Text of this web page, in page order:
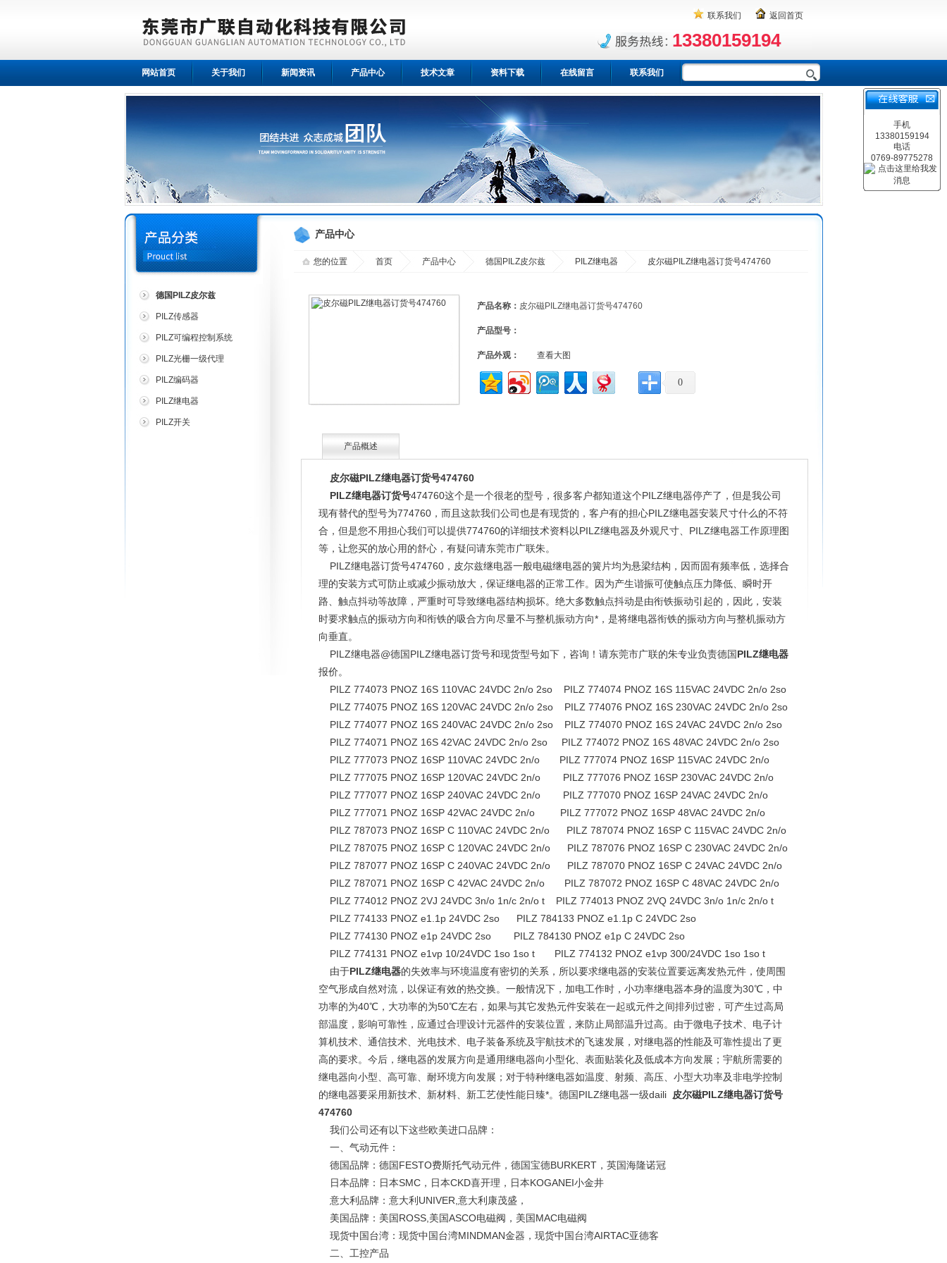
联系我们 返回首页
13380159194
网站首页 关于我们 新闻资讯 产品中心 技术文章 资料下载 在线留言 联系我们
德国PILZ皮尔兹
PILZ传感器
PILZ可编程控制系统
PILZ光栅一级代理
PILZ编码器
PILZ继电器
PILZ开关
产品中心
您的位置 首页 产品中心 德国PILZ皮尔兹 PILZ继电器 皮尔磁PILZ继电器订货号474760
产品名称： 皮尔磁PILZ继电器订货号474760
产品型号：
产品外观： 查看大图
0
产品概述
皮尔磁PILZ继电器订货号474760
PILZ继电器订货号474760这个是一个很老的型号，很多客户都知道这个PILZ继电器停产了，但是我公司
现有替代的型号为774760，而且这款我们公司也是有现货的，客户有的担心PILZ继电器安装尺寸什么的不符
合，但是您不用担心我们可以提供774760的详细技术资料以PILZ继电器及外观尺寸、PILZ继电器工作原理图
等，让您买的放心用的舒心，有疑问请东莞市广联朱。
PILZ继电器订货号474760，皮尔兹继电器一般电磁继电器的簧片均为悬梁结构，因而固有频率低，选择合
理的安装方式可防止或减少振动放大，保证继电器的正常工作。因为产生谐振可使触点压力降低、瞬时开
路、触点抖动等故障，严重时可导致继电器结构损坏。绝大多数触点抖动是由衔铁振动引起的，因此，安装
时要求触点的振动方向和衔铁的吸合方向尽量不与整机振动方向*，是将继电器衔铁的振动方向与整机振动方
向垂直。
PILZ继电器@德国PILZ继电器订货号和现货型号如下，咨询！请东莞市广联的朱专业负责德国PILZ继电器
报价。
PILZ 774073 PNOZ 16S 110VAC 24VDC 2n/o 2so PILZ 774074 PNOZ 16S 115VAC 24VDC 2n/o 2so
PILZ 774075 PNOZ 16S 120VAC 24VDC 2n/o 2so PILZ 774076 PNOZ 16S 230VAC 24VDC 2n/o 2so
PILZ 774077 PNOZ 16S 240VAC 24VDC 2n/o 2so PILZ 774070 PNOZ 16S 24VAC 24VDC 2n/o 2so
PILZ 774071 PNOZ 16S 42VAC 24VDC 2n/o 2so PILZ 774072 PNOZ 16S 48VAC 24VDC 2n/o 2so
PILZ 777073 PNOZ 16SP 110VAC 24VDC 2n/o PILZ 777074 PNOZ 16SP 115VAC 24VDC 2n/o
PILZ 777075 PNOZ 16SP 120VAC 24VDC 2n/o PILZ 777076 PNOZ 16SP 230VAC 24VDC 2n/o
PILZ 777077 PNOZ 16SP 240VAC 24VDC 2n/o PILZ 777070 PNOZ 16SP 24VAC 24VDC 2n/o
PILZ 777071 PNOZ 16SP 42VAC 24VDC 2n/o PILZ 777072 PNOZ 16SP 48VAC 24VDC 2n/o
PILZ 787073 PNOZ 16SP C 110VAC 24VDC 2n/o PILZ 787074 PNOZ 16SP C 115VAC 24VDC 2n/o
PILZ 787075 PNOZ 16SP C 120VAC 24VDC 2n/o PILZ 787076 PNOZ 16SP C 230VAC 24VDC 2n/o
PILZ 787077 PNOZ 16SP C 240VAC 24VDC 2n/o PILZ 787070 PNOZ 16SP C 24VAC 24VDC 2n/o
PILZ 787071 PNOZ 16SP C 42VAC 24VDC 2n/o PILZ 787072 PNOZ 16SP C 48VAC 24VDC 2n/o
PILZ 774012 PNOZ 2VJ 24VDC 3n/o 1n/c 2n/o t PILZ 774013 PNOZ 2VQ 24VDC 3n/o 1n/c 2n/o t
PILZ 774133 PNOZ e1.1p 24VDC 2so PILZ 784133 PNOZ e1.1p C 24VDC 2so
PILZ 774130 PNOZ e1p 24VDC 2so PILZ 784130 PNOZ e1p C 24VDC 2so
PILZ 774131 PNOZ e1vp 10/24VDC 1so 1so t PILZ 774132 PNOZ e1vp 300/24VDC 1so 1so t
由于PILZ继电器的失效率与环境温度有密切的关系，所以要求继电器的安装位置要远离发热元件，使周围
空气形成自然对流，以保证有效的热交换。一般情况下，加电工作时，小功率继电器本身的温度为30℃，中
功率的为40℃，大功率的为50℃左右，如果与其它发热元件安装在一起或元件之间排列过密，可产生过高局
部温度，影响可靠性，应通过合理设计元器件的安装位置，来防止局部温升过高。由于微电子技术、电子计
算机技术、通信技术、光电技术、电子装备系统及宇航技术的飞速发展，对继电器的性能及可靠性提出了更
高的要求。今后，继电器的发展方向是通用继电器向小型化、表面贴装化及低成本方向发展；宇航所需要的
继电器向小型、高可靠、耐环境方向发展；对于特种继电器如温度、射频、高压、小型大功率及非电学控制
的继电器要采用新技术、新材料、新工艺使性能日臻*。德国PILZ继电器一级daili
皮尔磁PILZ继电器订货号
474760
我们公司还有以下这些欧美进口品牌：
一、气动元件：
德国品牌：德国FESTO费斯托气动元件，德国宝德BURKERT，英国海隆诺冠
日本品牌：日本SMC，日本CKD喜开理，日本KOGANEI小金井
意大利品牌：意大利UNIVER,意大利康茂盛，
美国品牌：美国ROSS,美国ASCO电磁阀，美国MAC电磁阀
现货中国台湾：现货中国台湾MINDMAN金器，现货中国台湾AIRTAC亚德客
二、工控产品
手机
13380159194
电话
0769-89775278